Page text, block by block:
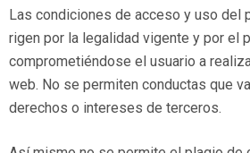
Las condiciones de acceso y uso del
rigen por la legalidad vigente y por el
comprometiéndose el usuario a
web. No se permiten conductas que
derechos o intereses de terceros.